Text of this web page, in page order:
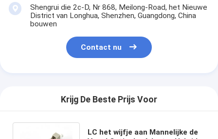
Shengrui die 2c-D, Nr 868, Meilong-Road, het Nieuwe
District van Longhua, Shenzhen, Guangdong, China
bouwen
Contact nu
Krijg De Beste Prijs Voor
LC het wijfje aan Mannelijke de